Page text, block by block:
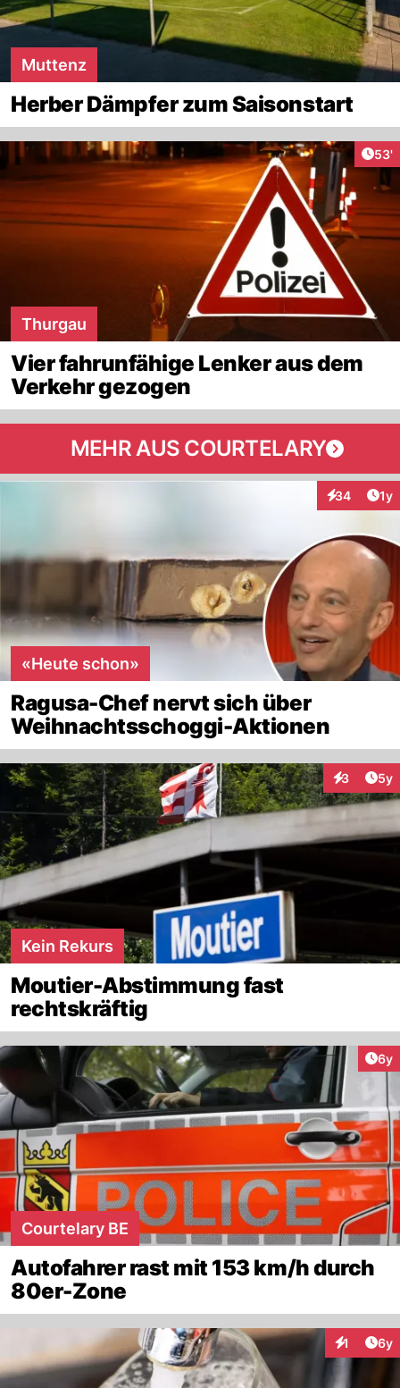
Muttenz
Herber Dämpfer zum Saisonstart
53'
Thurgau
Vier fahrunfähige Lenker aus dem
Verkehr gezogen
MEHR AUS COURTELARY
34 1y
«Heute schon»
Ragusa-Chef nervt sich über
Weihnachtsschoggi-Aktionen
3 5y
Kein Rekurs
Moutier-Abstimmung fast
rechtskräftig
6y
Courtelary BE
Autofahrer rast mit 153 km/h durch
80er-Zone
1 6y